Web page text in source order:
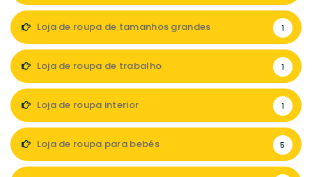
Loja de roupa de tamanhos grandes 1
Loja de roupa de trabalho 1
Loja de roupa interior 1
Loja de roupa para bebés 5